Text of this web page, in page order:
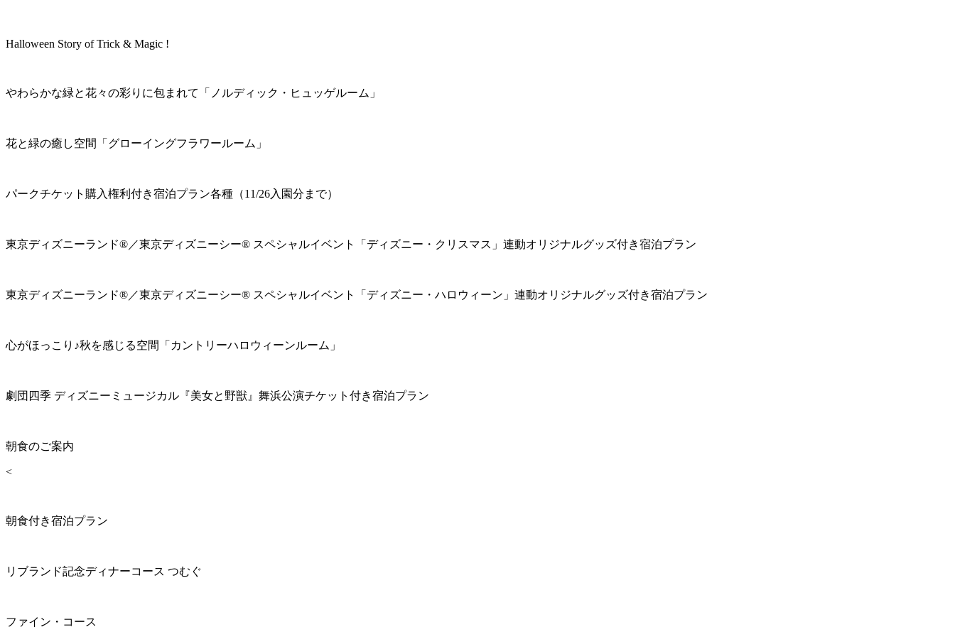
Halloween Story of Trick & Magic !
やわらかな緑と花々の彩りに包まれて「ノルディック・ヒュッゲルーム」
花と緑の癒し空間「グローイングフラワールーム」
パークチケット購入権利付き宿泊プラン各種（11/26入園分まで）
東京ディズニーランド®／東京ディズニーシー® スペシャルイベント「ディズニー・クリスマス」連動オリジナルグッズ付き宿泊プラン
東京ディズニーランド®／東京ディズニーシー® スペシャルイベント「ディズニー・ハロウィーン」連動オリジナルグッズ付き宿泊プラン
心がほっこり♪秋を感じる空間「カントリーハロウィーンルーム」
劇団四季 ディズニーミュージカル『美女と野獣』舞浜公演チケット付き宿泊プラン
朝食のご案内
<
朝食付き宿泊プラン
リブランド記念ディナーコース つむぐ
ファイン・コース